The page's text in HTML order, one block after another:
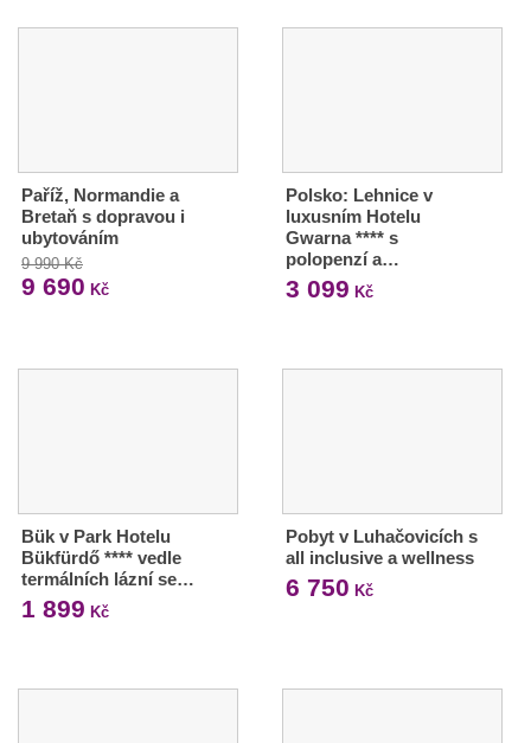
Paříž, Normandie a
Bretaň s dopravou i
ubytováním
9 990 Kč
9 690 Kč
Polsko: Lehnice v
luxusním Hotelu
Gwarna **** s
polopenzí a…
3 099 Kč
Bük v Park Hotelu
Bükfürdő **** vedle
termálních lázní se…
1 899 Kč
Pobyt v Luhačovicích s
all inclusive a wellness
6 750 Kč